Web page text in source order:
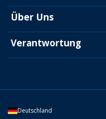
Über Uns
Verantwortung
Deutschland